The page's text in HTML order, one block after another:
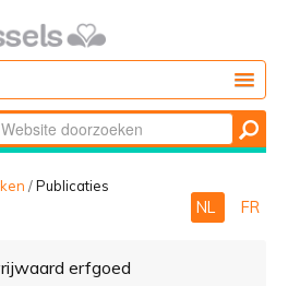
/Publicaties
NL FR
erfgoed